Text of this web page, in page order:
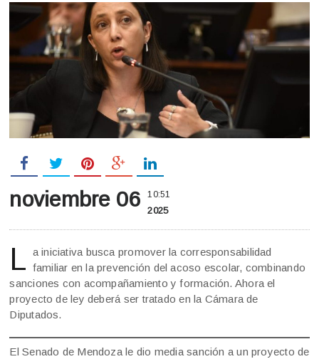
noviembre 06 10:51
2025
L a iniciativa busca promover la corresponsabilidad
familiar en la prevención del acoso escolar, combinando
sanciones con acompañamiento y formación. Ahora el
proyecto de ley deberá ser tratado en la Cámara de
Diputados.
El Senado de Mendoza le dio media sanción a un proyecto de